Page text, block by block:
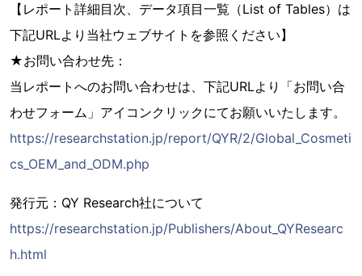
【レポート詳細目次、データ項目一覧（List of Tables）は
下記URLより当社ウェブサイトを参照ください】
★お問い合わせ先：
当レポートへのお問い合わせは、下記URLより「お問い合
わせフォーム」アイコンクリックにてお願いいたします。
https://researchstation.jp/report/QYR/2/Global_Cosmeti
cs_OEM_and_ODM.php
発行元：QY Research社について
https://researchstation.jp/Publishers/About_QYResearc
h.html